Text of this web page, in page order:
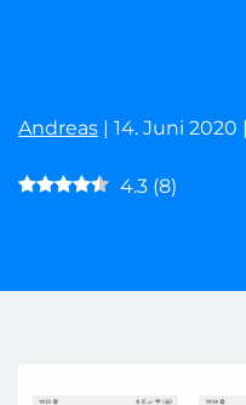
Andreas | 14. Juni
4.3 (8)